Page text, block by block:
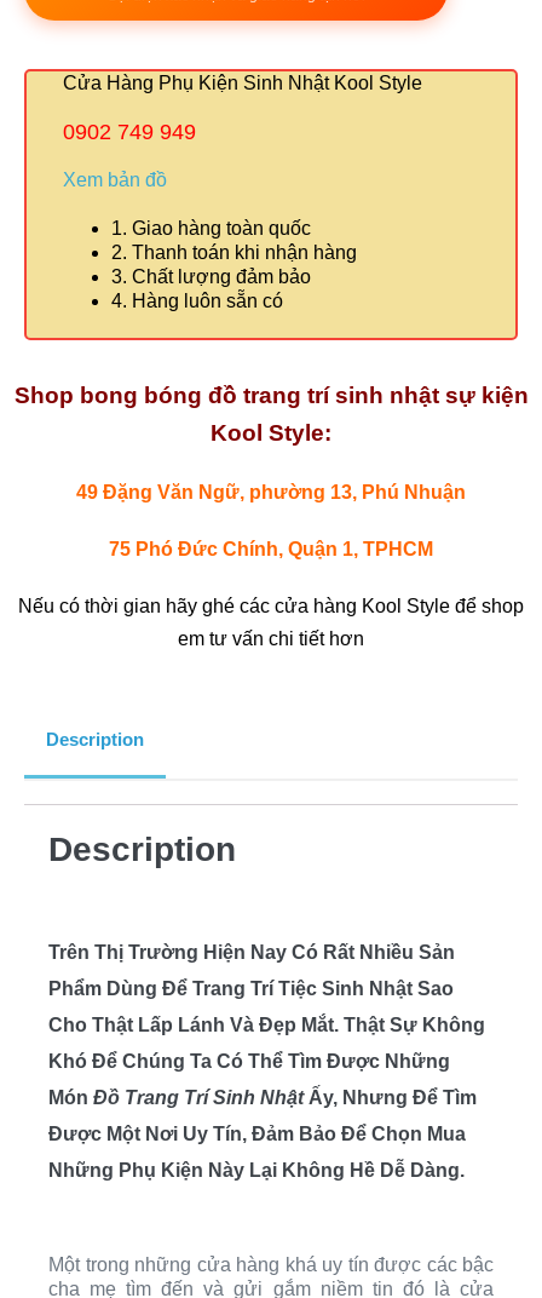
Cửa Hàng Phụ Kiện Sinh Nhật Kool Style
0902 749 949
Xem bản đồ
1. Giao hàng toàn quốc
2. Thanh toán khi nhận hàng
3. Chất lượng đảm bảo
4. Hàng luôn sẵn có
Shop bong bóng đồ trang trí sinh nhật sự kiện
Kool Style:
49 Đặng Văn Ngữ, phường 13, Phú Nhuận
75 Phó Đức Chính, Quận 1, TPHCM
Nếu có thời gian hãy ghé các cửa hàng Kool Style để shop
em tư vấn chi tiết hơn
Description
Description
Trên Thị Trường Hiện Nay Có Rất Nhiều Sản
Phẩm Dùng Để Trang Trí Tiệc Sinh Nhật Sao
Cho Thật Lấp Lánh Và Đẹp Mắt. Thật Sự Không
Khó Để Chúng Ta Có Thể Tìm Được Những
Món Đồ Trang Trí Sinh NhậtẤy, Nhưng Để Tìm
Được Một Nơi Uy Tín, Đảm Bảo Để Chọn Mua
Những Phụ Kiện Này Lại Không Hề Dễ Dàng.
Một trong những cửa hàng khá uy tín được các bậc
cha mẹ tìm đến và gửi gắm niềm tin đó là cửa